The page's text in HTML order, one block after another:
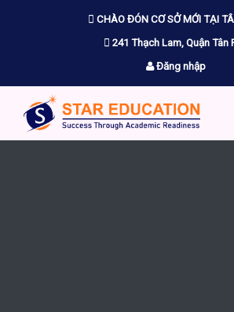
CHÀO ĐÓN CƠ SỞ MỚI TẠI
241 Thạch Lam, Quận Tân
Đăng nhập